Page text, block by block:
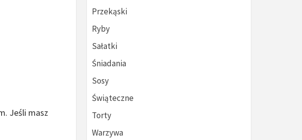
Jeśli masz
Przekąski
Ryby
Sałatki
Śniadania
Sosy
Świąteczne
Torty
Warzywa